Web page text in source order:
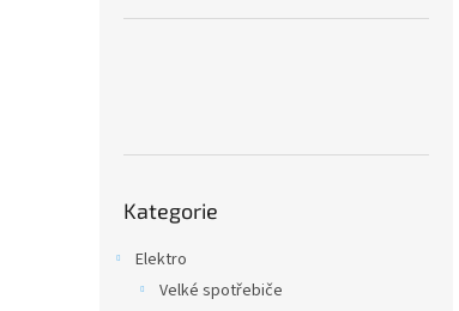
kategorie
Kategorie
Elektro
Velké spotřebiče